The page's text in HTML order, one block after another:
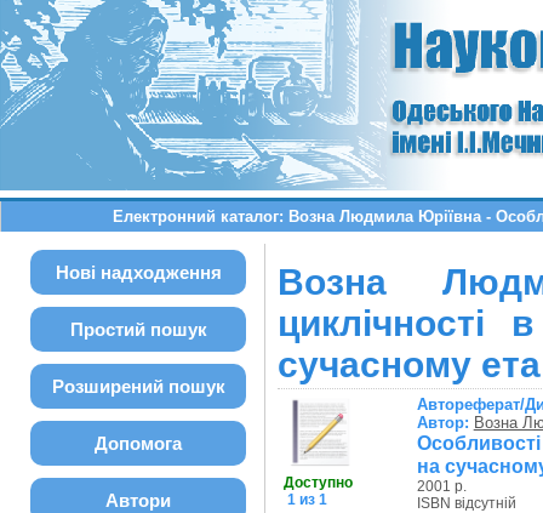
Електронний каталог: Возна Людмила Юріївна -
Нові надходження
Простий пошук
Розширений пошук
Допомога
Автори
Возна
циклічності
сучасному
Доступно
1 из 1
Автореферат/
Автор: Возна
на
2001 р.
ISBN відсутній